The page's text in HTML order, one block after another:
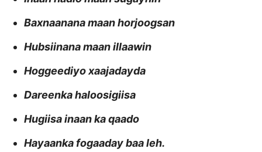
Baxnaanana maan horjoogsan
Hubsiinana maan illaawin
Hoggeediyo xaajadayda
Dareenka haloosigiisa
Hugiisa inaan ka qaado
Hayaanka fogaaday baa leh.